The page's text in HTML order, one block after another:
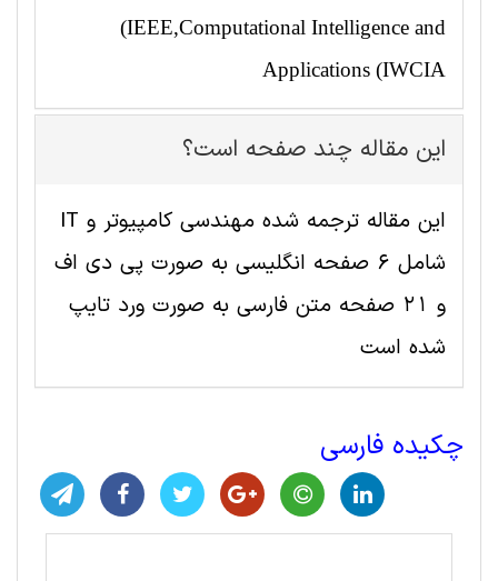
(IEEE,Computational Intelligence and
Applications (IWCIA
این مقاله چند صفحه است؟
این مقاله ترجمه شده مهندسی کامپیوتر و IT
شامل 6 صفحه انگلیسی به صورت پی دی اف
و 21 صفحه متن فارسی به صورت ورد تایپ
شده است
چکیده فارسی